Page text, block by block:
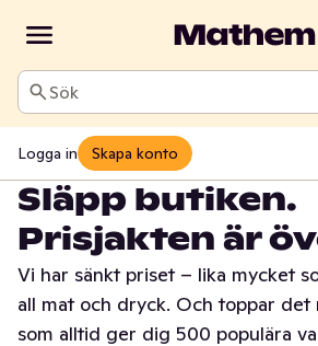
Sök
Logga in Skapa konto
Släpp butiken.
Prisjakten är
Vi har sänkt priset – lika mycket
all mat och dryck. Och toppar det
som alltid ger dig 500 populära